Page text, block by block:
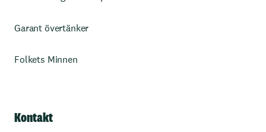
Garant övertänker
Folkets Minnen
Kontakt